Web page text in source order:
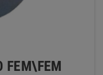
FEM\FEM